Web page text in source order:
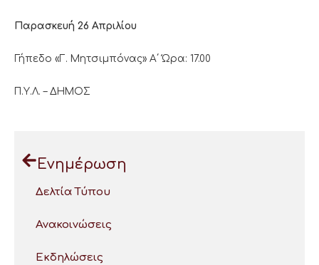
Παρασκευή 26 Απριλίου
Γήπεδο «Γ. Μητσιμπόνας» Α΄ Ώρα: 17.00
Π.Υ.Λ. – ΔΗΜΟΣ
Ενημέρωση
Δελτία Τύπου
Ανακοινώσεις
Εκδηλώσεις